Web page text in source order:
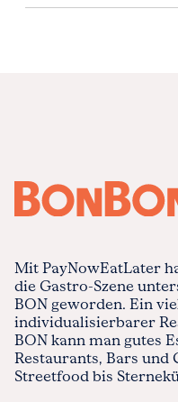
Mit PayNowEatLater
die Gastro-Szene
BON geworden. Ein
individualisierbarer
BON kann man gutes
Restaurants, Bars und
Streetfood bis